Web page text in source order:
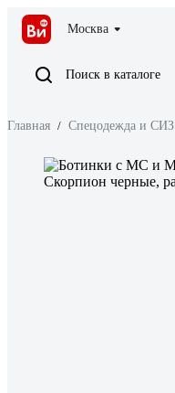
Москва
Поиск в каталоге
Главная / Спецодежда и СИЗ